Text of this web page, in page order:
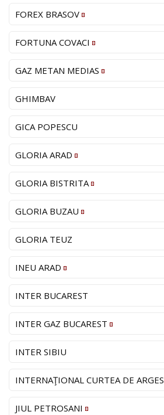
FOREX BRASOV
FORTUNA COVACI
GAZ METAN MEDIAS
GHIMBAV
GICA POPESCU
GLORIA ARAD
GLORIA BISTRITA
GLORIA BUZAU
GLORIA TEUZ
INEU ARAD
INTER BUCAREST
INTER GAZ BUCAREST
INTER SIBIU
INTERNAŢIONAL CURTEA DE ARGES
JIUL PETROSANI